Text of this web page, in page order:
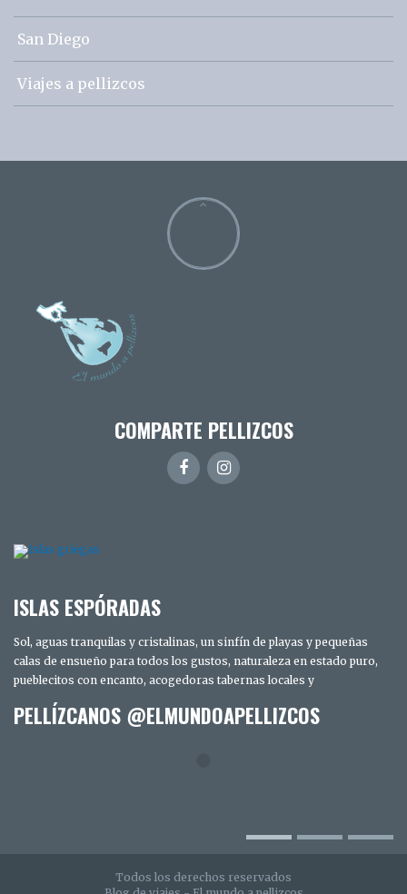
San Diego
Viajes a pellizcos
COMPARTE PELLIZCOS
ISLAS ESPÓRADAS
Sol, aguas tranquilas y cristalinas, un sinfín de playas y pequeñas
calas de ensueño para todos los gustos, naturaleza en estado puro,
pueblecitos con encanto, acogedoras tabernas locales y
PELLÍZCANOS @ELMUNDOAPELLIZCOS
Todos los derechos reservados